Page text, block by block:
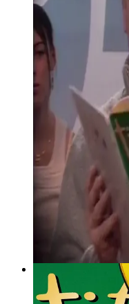
L'agenda par